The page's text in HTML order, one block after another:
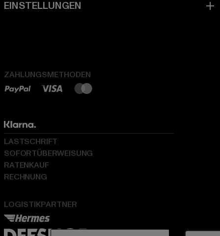
ZAHLUNGSMETHODEN
LOGISTIKPARTNER
LASTSCHRIFT
SOFORTÜBERWEISUNG
RATENKAUF
RECHNUNG